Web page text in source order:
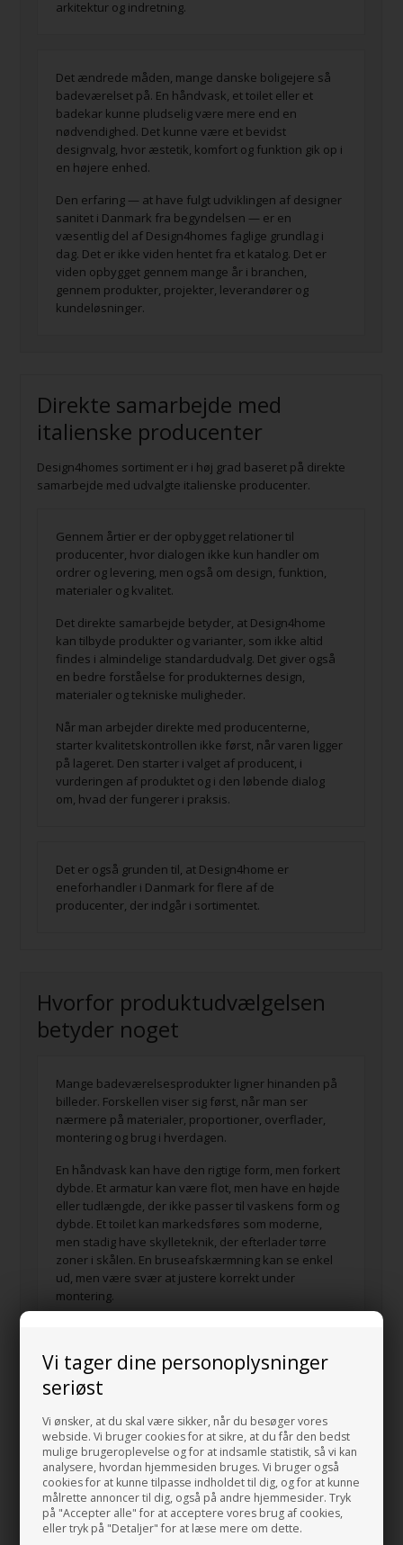
Vi tager dine personoplysninger
seriøst
Vi ønsker, at du skal være sikker, når du besøger vores
webside. Vi bruger cookies for at sikre, at du får den bedst
mulige brugeroplevelse og for at indsamle statistik, så vi kan
analysere, hvordan hjemmesiden bruges. Vi bruger også
cookies for at kunne tilpasse indholdet til dig, og for at kunne
målrette annoncer til dig, også på andre hjemmesider. Tryk
på "Accepter alle" for at acceptere vores brug af cookies,
eller tryk på "Detaljer" for at læse mere om dette.
arkitektur og indretning.
Det ændrede måden, mange danske boligejere så
badeværelset på. En håndvask, et toilet eller et
badekar kunne pludselig være mere end en
nødvendighed. Det kunne være et bevidst
designvalg, hvor æstetik, komfort og funktion gik op i
en højere enhed.
Den erfaring — at have fulgt udviklingen af designer
sanitet i Danmark fra begyndelsen — er en
væsentlig del af Design4homes faglige grundlag i
dag. Det er ikke viden hentet fra et katalog. Det er
viden opbygget gennem mange år i branchen,
gennem produkter, projekter, leverandører og
kundeløsninger.
Direkte samarbejde med
italienske producenter
Design4homes sortiment er i høj grad baseret på direkte
samarbejde med udvalgte italienske producenter.
Gennem årtier er der opbygget relationer til
producenter, hvor dialogen ikke kun handler om
ordrer og levering, men også om design, funktion,
materialer og kvalitet.
Det direkte samarbejde betyder, at Design4home
kan tilbyde produkter og varianter, som ikke altid
findes i almindelige standardudvalg. Det giver også
en bedre forståelse for produkternes design,
materialer og tekniske muligheder.
Når man arbejder direkte med producenterne,
starter kvalitetskontrollen ikke først, når varen ligger
på lageret. Den starter i valget af producent, i
vurderingen af produktet og i den løbende dialog
om, hvad der fungerer i praksis.
Det er også grunden til, at Design4home er
eneforhandler i Danmark for flere af de
producenter, der indgår i sortimentet.
Hvorfor produktudvælgelsen
betyder noget
Mange badeværelsesprodukter ligner hinanden på
billeder. Forskellen viser sig først, når man ser
nærmere på materialer, proportioner, overflader,
montering og brug i hverdagen.
En håndvask kan have den rigtige form, men forkert
dybde. Et armatur kan være flot, men have en højde
eller tudlængde, der ikke passer til vaskens form og
dybde. Et toilet kan markedsføres som moderne,
men stadig have skylleteknik, der efterlader tørre
zoner i skålen. En bruseafskærmning kan se enkel
ud, men være svær at justere korrekt under
montering.
Det er den type detaljer, Ole Andersen lægger vægt
på, når produkter udvælges til Design4home.
Produkterne vurderes blandt andet ud fra:
om materialet egner sig til daglig brug
om proportionerne fungerer i rigtige
badeværelser
om produktet er gennemtænkt teknisk
om overfladen holder sig pæn over tid